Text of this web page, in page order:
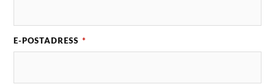
E-POSTADRESS *